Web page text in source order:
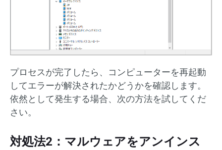
プロセスが完了したら、コンピューターを再起動
してエラーが解決されたかどうかを確認します。
依然として発生する場合、次の方法を試してくだ
さい。
対処法2：マルウェアをアンインス